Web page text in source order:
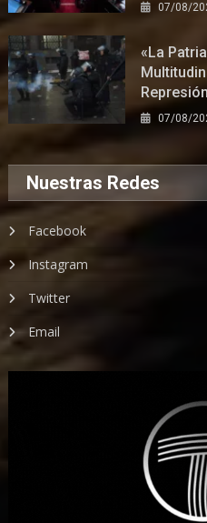
07/08/
«La
07/08/
Nuestras Redes
Facebook
Instagram
Twitter
Email